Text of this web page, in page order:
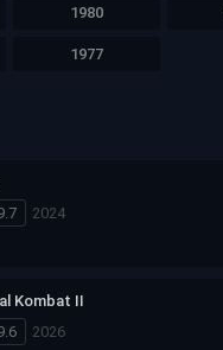
1980
1977
2024
Kombat II
2026